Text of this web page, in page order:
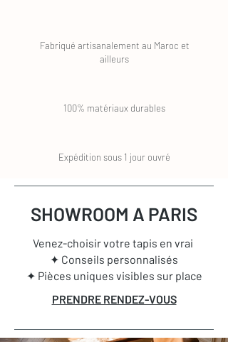
Fabriqué artisanalement au Maroc et
ailleurs
100% matériaux durables
Expédition sous 1 jour ouvré
SHOWROOM A PARIS
Venez-choisir votre tapis en vrai
✦ Conseils personnalisés
✦ Pièces uniques visibles sur place
PRENDRE RENDEZ-VOUS